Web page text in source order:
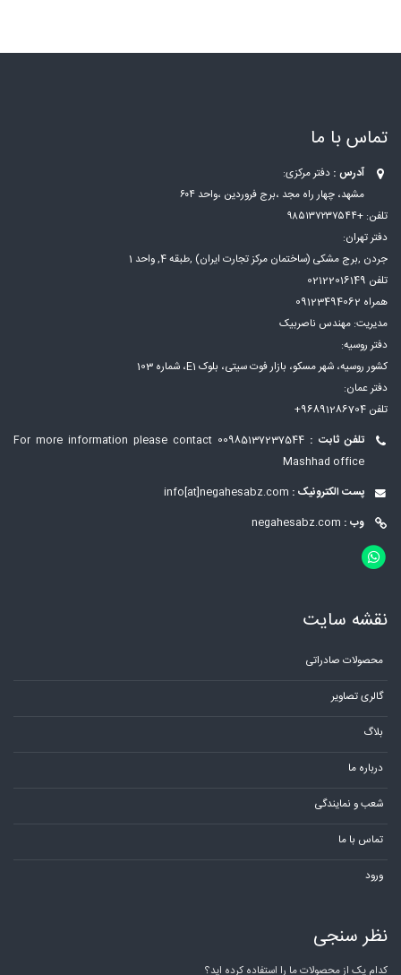
تماس با ما
آدرس : دفتر مرکزی:
مشهد، چهار راه مجد ،برج فروردین ،واحد ۶۰۴
تلفن: +۹۸۵۱۳۷۲۳۷۵۴۴
دفتر تهران:
جردن ,برج مشکی (ساختمان مرکز تجارت ایران) ,طبقه 4, واحد 1
تلفن 02122016149
همراه 09123494062
مدیریت: مهندس ناصربیک
دفتر روسیه:
کشور روسیه، شهر مسكو، بازار فوت سيتی، بلوک E1، شماره 103
دفتر عمان:
تلفن 96891286704+
تلفن ثابت : 00985137237544
For more information please contact
Mashhad office
پست الکترونیک : info[at]negahesabz.com
وب : negahesabz.com
نقشه سایت
محصولات صادراتی
گالری تصاویر
بلاگ
درباره ما
شعب و نمایندگی
تماس با ما
ورود
نظر سنجی
کدام یک از محصولات ما را استفاده کرده اید؟